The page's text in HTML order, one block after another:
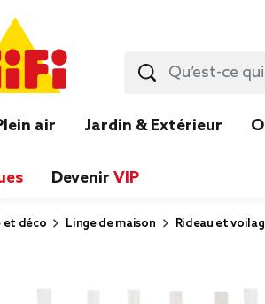
air Jardin & Extérieur
Devenir VIP
et déco Linge de maison Rideau et